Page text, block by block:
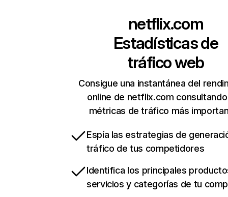
netflix.com
Estadísticas de
tráfico web
Consigue una instantánea del
online de netflix.com
métricas de tráfico más
Espía las estrategias de
tráfico de tus competidores
Identifica los principales
servicios y categorías de tu